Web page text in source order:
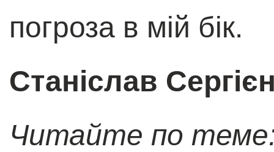
погроза в мій бік.
Станіслав
Читайте по